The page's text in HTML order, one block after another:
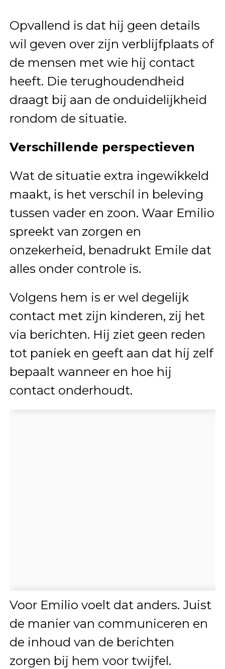
Opvallend is dat hij geen details
wil geven over zijn verblijfplaats of
de mensen met wie hij contact
heeft. Die terughoudendheid
draagt bij aan de onduidelijkheid
rondom de situatie.
Verschillende perspectieven
Wat de situatie extra ingewikkeld
maakt, is het verschil in beleving
tussen vader en zoon. Waar Emilio
spreekt van zorgen en
onzekerheid, benadrukt Emile dat
alles onder controle is.
Volgens hem is er wel degelijk
contact met zijn kinderen, zij het
via berichten. Hij ziet geen reden
tot paniek en geeft aan dat hij zelf
bepaalt wanneer en hoe hij
contact onderhoudt.
Voor Emilio voelt dat anders. Juist
de manier van communiceren en
de inhoud van de berichten
zorgen bij hem voor twijfel.